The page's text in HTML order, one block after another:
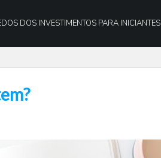
DOS INVESTIMENTOS PARA INICIANTES